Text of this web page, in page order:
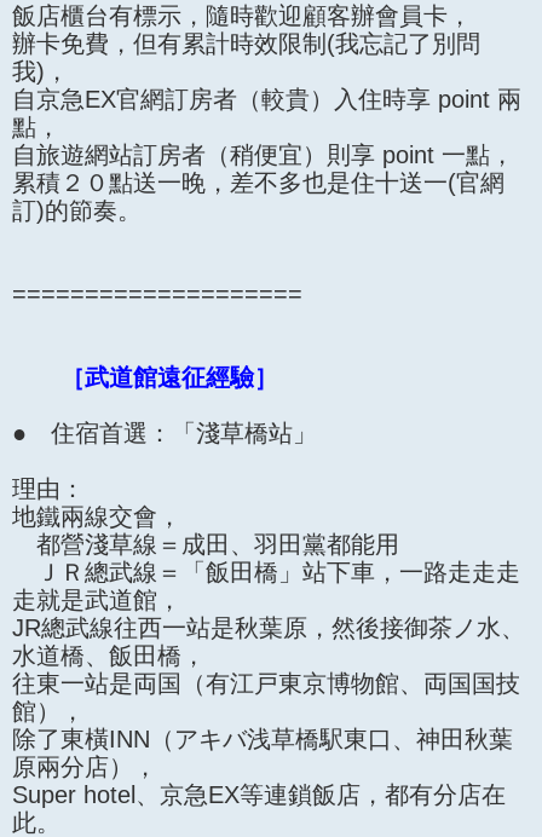
飯店櫃台有標示，隨時歡迎顧客辦會員卡，
辦卡免費，但有累計時效限制(我忘記了別問
我)，
自京急EX官網訂房者（較貴）入住時享 point 兩
點，
自旅遊網站訂房者（稍便宜）則享 point 一點，
累積２０點送一晚，差不多也是住十送一(官網
訂)的節奏。
====================
［武道館遠征經驗］
● 住宿首選：「淺草橋站」
理由：
地鐵兩線交會，
都營淺草線＝成田、羽田黨都能用
ＪＲ總武線＝「飯田橋」站下車，一路走走走
走就是武道館，
JR總武線往西一站是秋葉原，然後接御茶ノ水、
水道橋、飯田橋，
往東一站是両国（有江戸東京博物館、両国国技
館），
除了東橫INN（アキバ浅草橋駅東口、神田秋葉
原兩分店），
Super hotel、京急EX等連鎖飯店，都有分店在
此。